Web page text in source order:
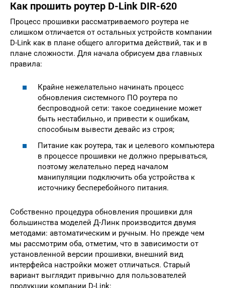
Как прошить роутер D-Link DIR-620
Процесс прошивки рассматриваемого роутера не
слишком отличается от остальных устройств компании
D-Link как в плане общего алгоритма действий, так и в
плане сложности. Для начала обрисуем два главных
правила:
Крайне нежелательно начинать процесс
обновления системного ПО роутера по
беспроводной сети: такое соединение может
быть нестабильно, и привести к ошибкам,
способным вывести девайс из строя;
Питание как роутера, так и целевого компьютера
в процессе прошивки не должно прерываться,
поэтому желательно перед началом
манипуляции подключить оба устройства к
источнику бесперебойного питания.
Собственно процедура обновления прошивки для
большинства моделей Д-Линк производится двумя
методами: автоматическим и ручным. Но прежде чем
мы рассмотрим оба, отметим, что в зависимости от
установленной версии прошивки, внешний вид
интерфейса настройки может отличаться. Старый
вариант выглядит привычно для пользователей
продукции компании D-Link: